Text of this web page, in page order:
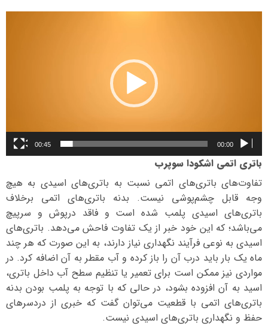
00:00
00:45
باتری اتمی اشکودا سوپرب
تفاوت‌های باتری‌های اتمی نسبت به باتری‌های اسیدی به هیچ
وجه قابل چشم‌پوشی نیست. بدنه باتری‌های اتمی برخلاف
باتری‌های اسیدی پلمب شده است و فاقد درپوش و سرپیچ
می‌باشد؛ که این خود خبر از یک تفاوت فاحش می‌دهد. باتری‌های
اسیدی به نوعی فرآیند نگهداری نیاز دارند، به این صورت که هر چند
ماه یک بار باید درب آن را باز کرده و آب مقطر به آن اضافه کرد. در
مواردی نیز ممکن است برای تعمیر یا تنظیم سطح آب داخل باتری،
اسید به آن افزوده بشود، در حالی که با توجه به پلمب بودن بدنه
باتری‌های اتمی با قطعیت می‌توان گفت که خبری از دردسرهای
حفظ و نگهداری باتری‌های اسیدی نیست.